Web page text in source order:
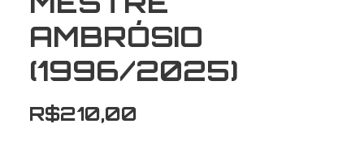
AMBRÓSIO
(1996/2025)
R$210,00